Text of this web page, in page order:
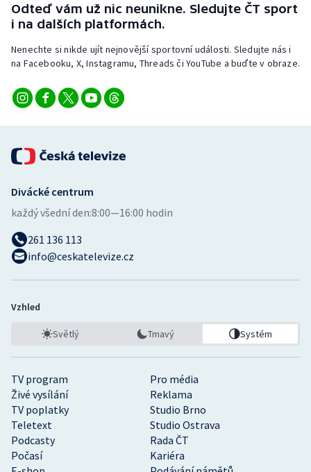
Odteď vám už nic neunikne. Sledujte ČT sport
i na dalších platformách.
Nenechte si nikde ujít nejnovější sportovní události. Sledujte nás i
na Facebooku, X, Instagramu, Threads či YouTube a buďte v obraze.
TV program
Pro média
Živé vysílání
Reklama
TV poplatky
Studio Brno
Teletext
Studio Ostrava
Podcasty
Rada ČT
Počasí
Kariéra
Divácké centrum
každý všední den:8:00—16:00 hodin
261 136 113
info@ceskatelevize.cz
Vzhled
Světlý Tmavý Systém